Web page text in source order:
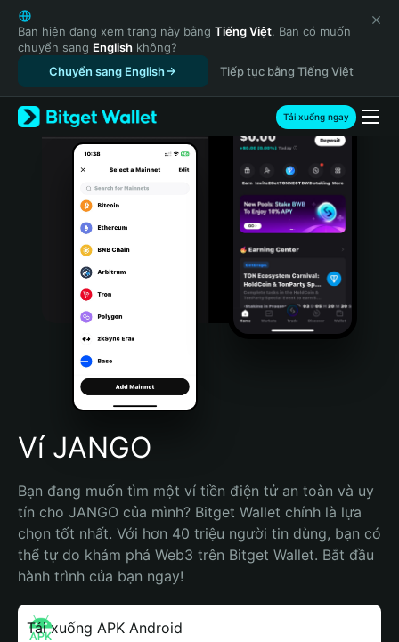
English
日本語
Tiếng Việt
Русский
Español (Latinoamérica)
Türkçe
Italiano
Português (Portugal)
Bahasa Indonesia
Português (Brasil)
Español (Argentina)
Bạn hiện đang xem trang này bằng Tiếng Việt. Bạn có muốn
chuyển sang English không?
Chuyển sang English
Tiếp tục bằng Tiếng Việt
Tải xuống ngay
Ví JANGO
Bạn đang muốn tìm một ví tiền điện tử an toàn và uy
tín cho JANGO của mình? Bitget Wallet chính là lựa
chọn tốt nhất. Với hơn 40 triệu người tin dùng, bạn có
thể tự do khám phá Web3 trên Bitget Wallet. Bắt đầu
hành trình của bạn ngay!
Tải xuống APK Android